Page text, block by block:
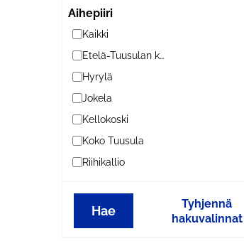
Aihepiiri
Kaikki
Etelä-Tuusulan kylät
Hyrylä
Jokela
Kellokoski
Koko Tuusula
Riihikallio
Hae
Tyhjennä
hakuvalinnat